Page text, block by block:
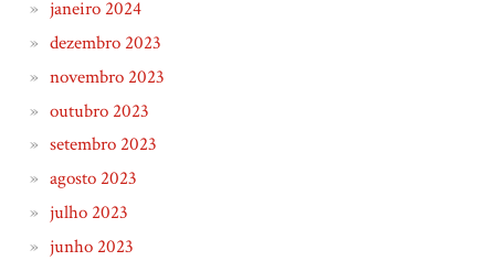
janeiro 2024
dezembro 2023
novembro 2023
outubro 2023
setembro 2023
agosto 2023
julho 2023
junho 2023